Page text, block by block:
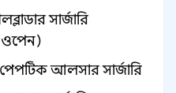
সার্জারি
ওপেন)
আলসার সার্জারি